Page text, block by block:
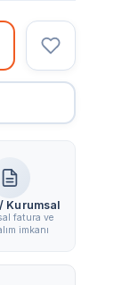
Kurumsal
fatura ve
imkanı